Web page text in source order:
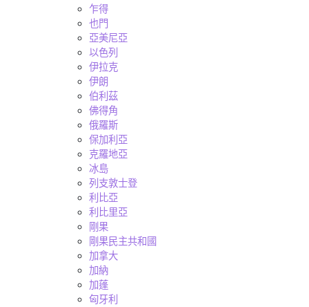
乍得
也門
亞美尼亞
以色列
伊拉克
伊朗
伯利茲
佛得角
俄羅斯
保加利亞
克羅地亞
冰島
列支敦士登
利比亞
利比里亞
剛果
剛果民主共和國
加拿大
加納
加蓬
匈牙利